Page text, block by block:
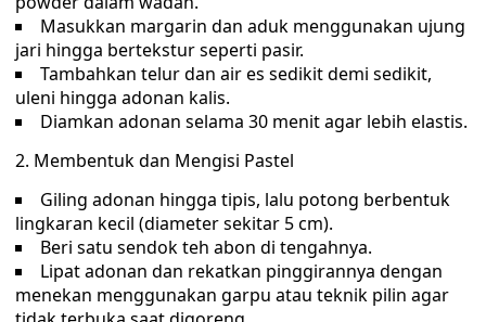
Masukkan margarin dan aduk menggunakan ujung
jari hingga bertekstur seperti pasir.
Tambahkan telur dan air es sedikit demi sedikit,
uleni hingga adonan kalis.
Diamkan adonan selama 30 menit agar lebih elastis.
2. Membentuk dan Mengisi Pastel
Giling adonan hingga tipis, lalu potong berbentuk
lingkaran kecil (diameter sekitar 5 cm).
Beri satu sendok teh abon di tengahnya.
Lipat adonan dan rekatkan pinggirannya dengan
menekan menggunakan garpu atau teknik pilin agar